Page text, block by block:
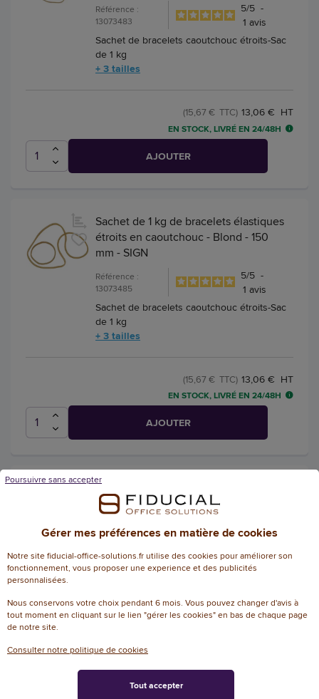
Référence :
13073483
5/5 -
1avis
Sachet de bracelets caoutchouc étroits-Sac
de 1 kg
+ 3 tailles
13,06 € HT
(15,67 € TTC)
EN STOCK, LIVRÉ EN 24/48H
AJOUTER
Sachet de 1 kg de bracelets élastiques
étroits en caoutchouc - Blond - 150
mm - SIGN
Référence :
13073485
5/5 -
1avis
Sachet de bracelets caoutchouc étroits-Sac
de 1 kg
+ 3 tailles
13,06 € HT
(15,67 € TTC)
EN STOCK, LIVRÉ EN 24/48H
AJOUTER
Boule de 270 bracelets élastiques -
Caoutchouc - SIGN
Boule de bracelets caoutchouc - 145g -
coloris assortis
8,60 € HT
(10,32 € TTC)
EN STOCK, LIVRÉ EN 24/48H
Gérer mes préférences en matière de cookies
Notre site fiducial-office-solutions.fr utilise des cookies pour améliorer son
fonctionnement, vous proposer une experience et des publicités
personnalisées.
Nous conservons votre choix pendant 6 mois. Vous pouvez changer d'avis à
tout moment en cliquant sur le lien "gérer les cookies" en bas de chaque page
de notre site.
Consulter notre politique de cookies
Poursuivre sans accepter
Tout accepter